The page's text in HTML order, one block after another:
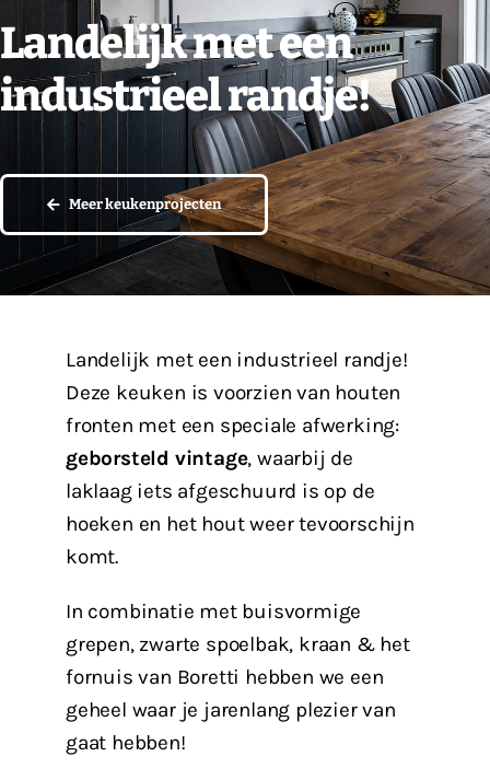
Vacatures
Contact
Landelijk met een
industrieel randje!
Meer keukenprojecten
Landelijk met een industrieel randje!
Deze keuken is voorzien van houten
fronten met een speciale afwerking:
geborsteld vintage, waarbij de
laklaag iets afgeschuurd is op de
hoeken en het hout weer tevoorschijn
komt.
In combinatie met buisvormige
grepen, zwarte spoelbak, kraan & het
fornuis van Boretti hebben we een
geheel waar je jarenlang plezier van
gaat hebben!